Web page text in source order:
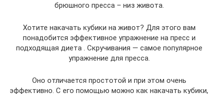
брюшного пресса – низ живота.
Хотите накачать кубики на живот? Для этого вам
понадобится эффективное упражнение на пресс и
подходящая диета . Скручивания — самое популярное
упражнение для пресса.
Оно отличается простотой и при этом очень
эффективно. С его помощью можно как накачать кубики,